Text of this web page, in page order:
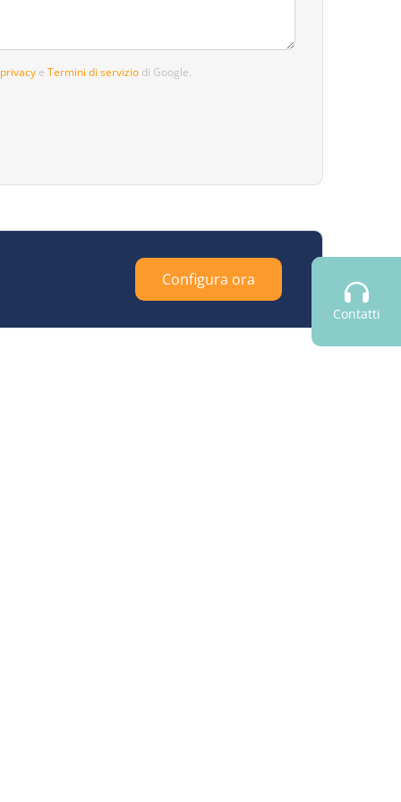
Contatti
eTermini di servizio di Google.
Configura ora